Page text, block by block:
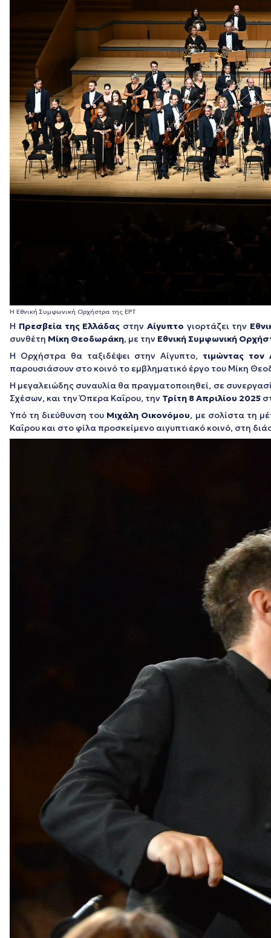
Η Εθνική Συμφωνική Ορχήστρα της ΕΡΤ
Η Πρεσβεία της Ελλάδας στην Αίγυπτο γιορτάζει την
συνθέτη Μίκη Θεοδωράκη, με την Εθνική Συμφωνική
Η Ορχήστρα θα ταξιδέψει στην Αίγυπτο, τιμώντας τον
παρουσιάσουν στο κοινό το εμβληματικό έργο του Μίκη
Η μεγαλειώδης συναυλία θα πραγματοποιηθεί, σε
Σχέσων, και την Όπερα Καΐρου, την Τρίτη 8 Απριλίου 2025
Υπό τη διεύθυνση του Μιχάλη Οικονόμου, με σολίστα τη
Καΐρου και στο φίλα προσκείμενο αιγυπτιακό κοινό, στη